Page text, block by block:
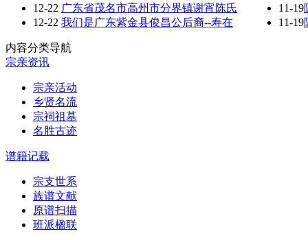
12-22 广东省茂名市高州市分界镇谢宵陈氏
12-22 我们是广东紫金县俊昌公后裔--寿在
11-19
11-19
内容分类导航
宗亲资讯
宗亲活动
乡贤名流
宗祠祖墓
名胜古迹
谱籍记载
宗支世系
族谱文献
原谱扫描
班派楹联